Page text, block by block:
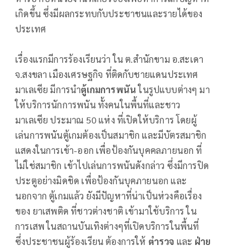
เกิดขึ้น ซึ่งมีผลกระทบกับประชาชนและรายได้ของ
ประเทศ
เรื่องแรกมีการร้องเรียนว่า ใน ต.สำนักขาม อ.สะเดา
จ.สงขลา เมืองเศรษฐกิจ ที่ติดกับชายแดนประเทศ
มาเลเซีย มีการนำตู้เกมการพนันในรูปแบบต่างๆ มา
ให้บริการนักการพนัน ทั้งคนในพื้นที่และชาว
มาเลเซีย ประมาณ 50 แห่ง ที่เปิดให้บริการ โดยผู้
เล่นการพนันตู้เกมต้องเป็นสมาชิก และมีบัตรสมาชิก
แสดงในการเข้า-ออก เพื่อป้องกันบุคคลภายนอก ที่
ไม่ใช่สมาชิก เข้าไปเล่นการพนันดังกล่าว ซึ่งมีการปิด
ประตูอย่างมิดชิด เพื่อป้องกันบุคภายนอก และ
นอกจาก ตู้เกมแล้ว ยังมีปัญหาที่น่าเป็นห่วงคือเรื่อง
ของ ยาเสพติด ที่ชาวต่างชาติ เข้ามาใช้บริการ ใน
การเสพ ในสถานบันเทิงต่างๆที่เปิดบริการในพื้นที่
ซึ่งประชาชนผู้ร้องเรียน ต้องการให้ ตำรวจ และ ฝ่าย